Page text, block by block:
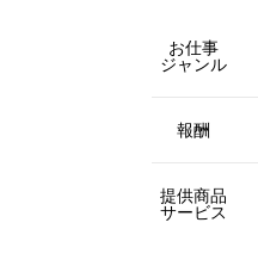
お仕事
ジャンル
報酬
提供商品
サービス